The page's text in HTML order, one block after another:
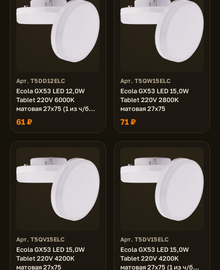
Арт. T5DD12ELC
Ecola GX53 LED 12,0W
Tablet 220V 6000K
матовая 27x75 (1 из ч/б
уп. по 10)
61 ₽
Арт. T5QW15ELC
Ecola GX53 LED 15,0W
Tablet 220V 2800K
матовая 27x75
71 ₽
Арт. T5QV15ELC
Ecola GX53 LED 15,0W
Tablet 220V 4200K
матовая 27x75
Арт. T5DV15ELC
Ecola GX53 LED 15,0W
Tablet 220V 4200K
матовая 27x75 (1 из ч/б